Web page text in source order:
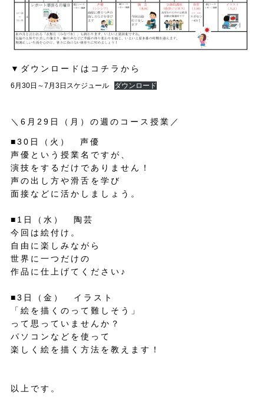
▼ダウンロードはコチラから
6月30日～7月3日スケジュール ダウンロード
＼6月29日（月）の週のコース授業／
■30日（火） 声優
声優という授業名ですが、
演技をするだけでありません！
声の出し方や滑舌を学び
面接などに活かしましょう。
■1日（水） 陶芸
今回は絵付け。
自由に楽しみながら
世界に一つだけの
作品に仕上げてください♪
■3日（金） イラスト
「絵を描くのって難しそう」
って思っていませんか？
パソコンなどを使って
楽しく絵を描く方法を教えます！
以上です。